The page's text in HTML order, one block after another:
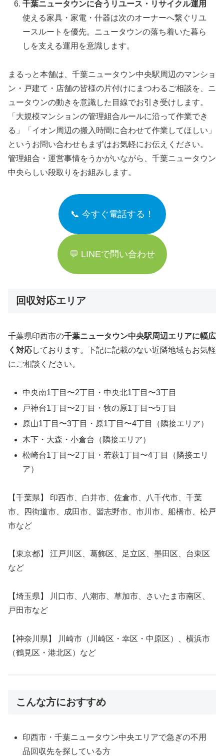
千葉ニュータウンに合うリユース・リサイクル運用
使える家具・家電・什器は次のオーナーへ繋ぐリユ
ースルートを優先。ニュータウンの落ち着いた暮ら
しを支える運用を意識します。
まるっと本舗は、千葉ニュータウン中央駅周辺のマンショ
ン・戸建て・店舗の皆様の片付けにまつわるご相談を、ニ
ュータウンの動きを意識した目線でお引き受けします。
「大規模マンションの管理組合ルールに沿って作業でき
る」「イオン周辺の搬入時間に合わせて作業してほしい」
というお問い合わせもまずはお気軽にお伝えください。
管理組合・運営事情をうかがいながら、千葉ニュータウン
中央らしい段取りをお組みします。
📞 今すぐ電話する！
💬 LINEで問い合わせ
回収対応エリア
千葉県印西市の千葉ニュータウン中央駅周辺エリアに幅広
く対応しております。下記に記載のない近隣地域もお気軽
にご相談ください。
中央南1丁目〜2丁目・中央北1丁目〜3丁目
戸神台1丁目〜2丁目・牧の原1丁目〜5丁目
原山1丁目〜3丁目・原1丁目〜4丁目（隣接エリア）
木下・大森・小倉台（隣接エリア）
松崎台1丁目〜2丁目・若萩1丁目〜4丁目（隣接エリ
ア）
【千葉県】 印西市、白井市、佐倉市、八千代市、千葉
市、四街道市、成田市、習志野市、市川市、船橋市、松戸
市など
【東京都】 江戸川区、葛飾区、足立区、墨田区、台東区
など
【埼玉県】 川口市、八潮市、草加市、さいたま市南区、
戸田市など
【神奈川県】 川崎市（川崎区・幸区・中原区）、横浜市
（鶴見区・港北区）など
こんな方におすすめ
印西市・千葉ニュータウン中央エリアで急ぎの不用
品回収先を探している方